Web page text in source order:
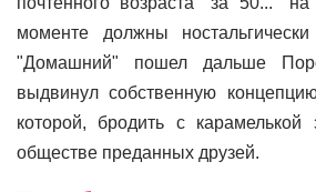
моменте должны
"Домашний" пошел дальше
выдвинул собственную
которой, бродить с
обществе преданных друзей.